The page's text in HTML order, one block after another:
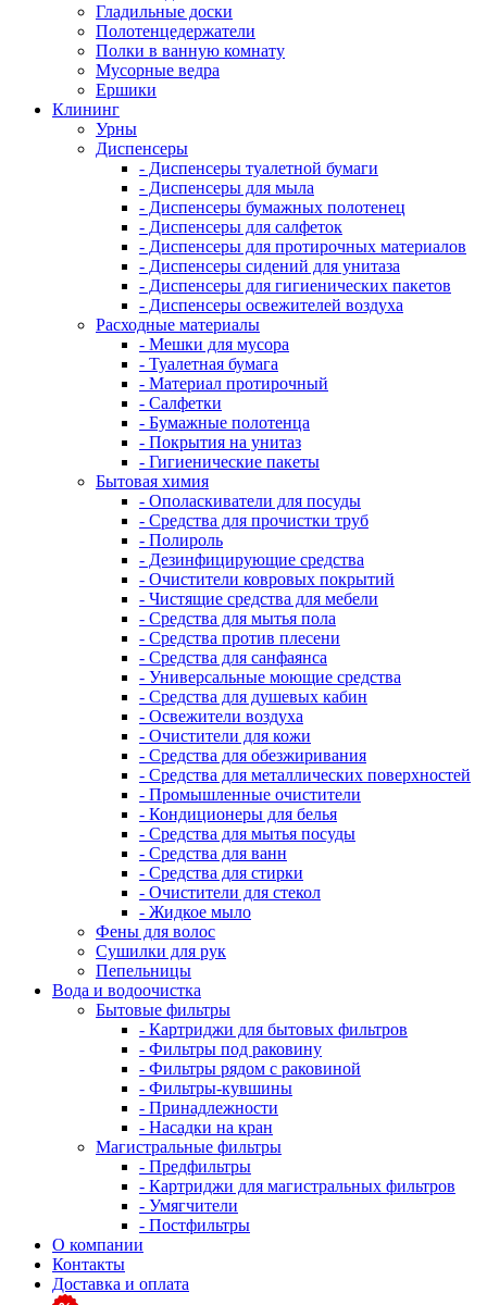
Гладильные доски
Полотенцедержатели
Полки в ванную комнату
Мусорные ведра
Ершики
Клининг
Урны
Диспенсеры
- Диспенсеры туалетной бумаги
- Диспенсеры для мыла
- Диспенсеры бумажных полотенец
- Диспенсеры для салфеток
- Диспенсеры для протирочных материалов
- Диспенсеры сидений для унитаза
- Диспенсеры для гигиенических пакетов
- Диспенсеры освежителей воздуха
Расходные материалы
- Мешки для мусора
- Туалетная бумага
- Материал протирочный
- Салфетки
- Бумажные полотенца
- Покрытия на унитаз
- Гигиенические пакеты
Бытовая химия
- Ополаскиватели для посуды
- Средства для прочистки труб
- Полироль
- Дезинфицирующие средства
- Очистители ковровых покрытий
- Чистящие средства для мебели
- Средства для мытья пола
- Средства против плесени
- Средства для санфаянса
- Универсальные моющие средства
- Средства для душевых кабин
- Освежители воздуха
- Очистители для кожи
- Средства для обезжиривания
- Средства для металлических поверхностей
- Промышленные очистители
- Кондиционеры для белья
- Средства для мытья посуды
- Средства для ванн
- Средства для стирки
- Очистители для стекол
- Жидкое мыло
Фены для волос
Сушилки для рук
Пепельницы
Вода и водоочистка
Бытовые фильтры
- Картриджи для бытовых фильтров
- Фильтры под раковину
- Фильтры рядом с раковиной
- Фильтры-кувшины
- Принадлежности
- Насадки на кран
Магистральные фильтры
- Предфильтры
- Картриджи для магистральных фильтров
- Умягчители
- Постфильтры
О компании
Контакты
Доставка и оплата